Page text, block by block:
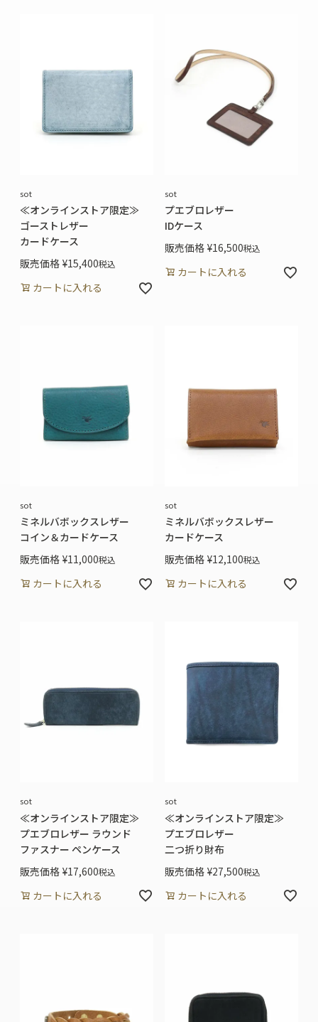
sot
≪オンラインストア限定≫
ゴーストレザー
カードケース
販売価格 ¥15,400税込
カートに入れる
sot
プエブロレザー
IDケース
販売価格 ¥16,500税込
カートに入れる
sot
ミネルバボックスレザー
コイン＆カードケース
販売価格 ¥11,000税込
カートに入れる
sot
ミネルバボックスレザー
カードケース
販売価格 ¥12,100税込
カートに入れる
sot
≪オンラインストア限定≫
プエブロレザー ラウンド
ファスナー ペンケース
販売価格 ¥17,600税込
カートに入れる
sot
≪オンラインストア限定≫
プエブロレザー
二つ折り財布
販売価格 ¥27,500税込
カートに入れる